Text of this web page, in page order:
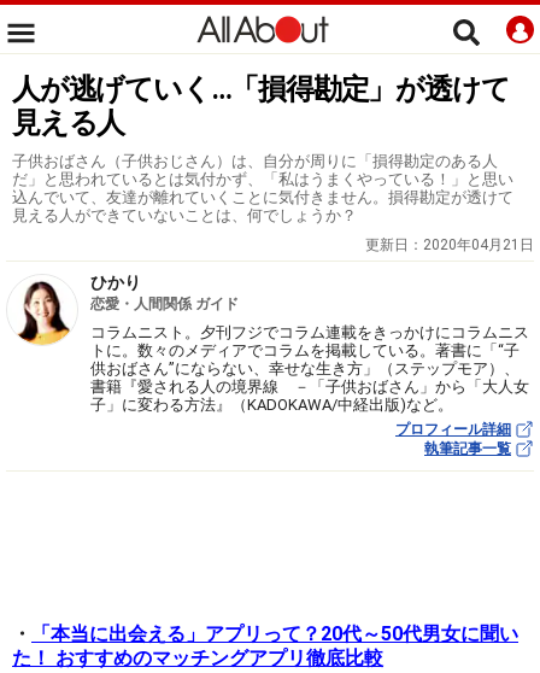
人が逃げていく…「損得勘定」が透けて
見える人
子供おばさん（子供おじさん）は、自分が周りに「損得勘定のある人
だ」と思われているとは気付かず、「私はうまくやっている！」と思い
込んでいて、友達が離れていくことに気付きません。​損得勘定が透けて
見える人ができていないことは、何でしょうか？
更新日： 2020年04月21日
ひかり
恋愛・人間関係 ガイド
コラムニスト。夕刊フジでコラム連載をきっかけにコラムニス
トに。数々のメディアでコラムを掲載している。著書に「“子
供おばさん”にならない、幸せな生き方」（ステップモア）、
書籍『愛される人の境界線 －「子供おばさん」から「大人女
子」に変わる方法』（KADOKAWA/中経出版)など。
プロフィール詳細
執筆記事一覧
・
「本当に出会える」アプリって？20代～50代男女に聞い
た！ おすすめのマッチングアプリ徹底比較